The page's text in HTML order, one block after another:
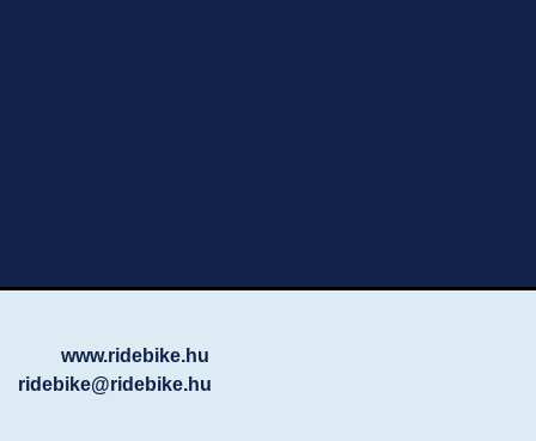
www.ridebike.hu
ridebike@ridebike.hu